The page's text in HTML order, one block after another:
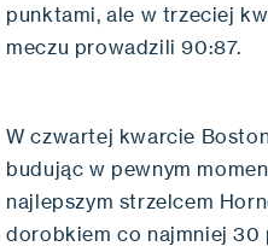
punktami, ale w trzeciej
meczu prowadzili 90:87.
W czwartej kwarcie
budując w pewnym
najlepszym strzelcem
dorobkiem co najmniej 30